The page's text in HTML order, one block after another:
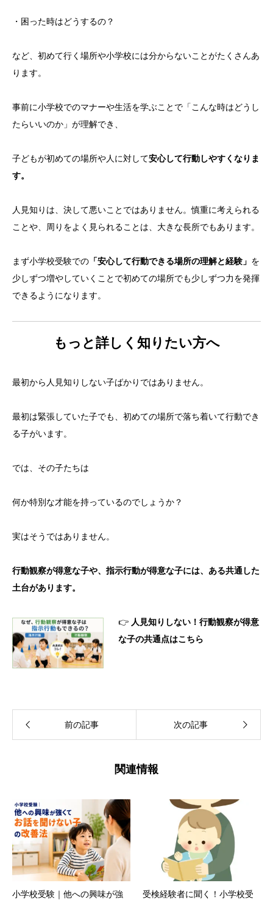
・困った時はどうするの？
など、初めて行く場所や小学校には分からないことがたくさんあ
ります。
事前に小学校でのマナーや生活を学ぶことで「こんな時はどうし
たらいいのか」が理解でき、
子どもが初めての場所や人に対して安心して行動しやすくなりま
す。
人見知りは、決して悪いことではありません。慎重に考えられる
ことや、周りをよく見られることは、大きな長所でもあります。
まず小学校受験での 「安心して行動できる場所の理解と経験」 を
少しずつ増やしていくことで初めての場所でも少しずつ力を発揮
できるようになります。
もっと詳しく知りたい方へ
最初から人見知りしない子ばかりではありません。
最初は緊張していた子でも、初めての場所で落ち着いて行動でき
る子がいます。
では、その子たちは
何か特別な才能を持っているのでしょうか？
実はそうではありません。
行動観察が得意な子や、指示行動が得意な子には、ある共通した
土台があります。
👉 人見知りしない！行動観察が得意
な子の共通点はこちら
前の記事 次の記事
関連情報
小学校受験｜他への興味が強
受検経験者に聞く！小学校受